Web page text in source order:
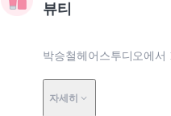
뷰티
박승철헤어스투디오에서
자세히